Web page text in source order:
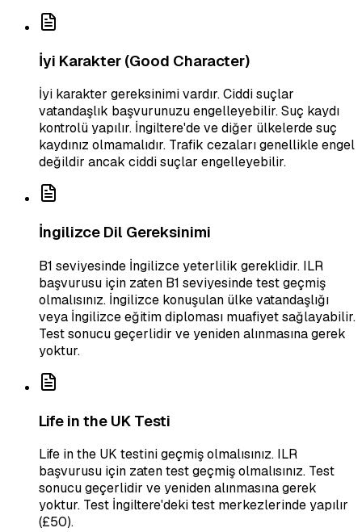
İyi Karakter (Good Character)
İyi karakter gereksinimi vardır. Ciddi suçlar
vatandaşlık başvurunuzu engelleyebilir. Suç kaydı
kontrolü yapılır. İngiltere'de ve diğer ülkelerde suç
kaydınız olmamalıdır. Trafik cezaları genellikle engel
değildir ancak ciddi suçlar engelleyebilir.
İngilizce Dil Gereksinimi
B1 seviyesinde İngilizce yeterlilik gereklidir. ILR
başvurusu için zaten B1 seviyesinde test geçmiş
olmalısınız. İngilizce konuşulan ülke vatandaşlığı
veya İngilizce eğitim diploması muafiyet sağlayabilir.
Test sonucu geçerlidir ve yeniden alınmasına gerek
yoktur.
Life in the UK Testi
Life in the UK testini geçmiş olmalısınız. ILR
başvurusu için zaten test geçmiş olmalısınız. Test
sonucu geçerlidir ve yeniden alınmasına gerek
yoktur. Test İngiltere'deki test merkezlerinde yapılır
(£50).